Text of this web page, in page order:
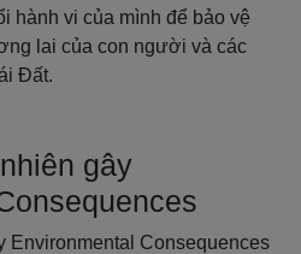
hành vi của mình để bảo vệ
lai của con người và các
Đất.
gây
Environmental Consequences